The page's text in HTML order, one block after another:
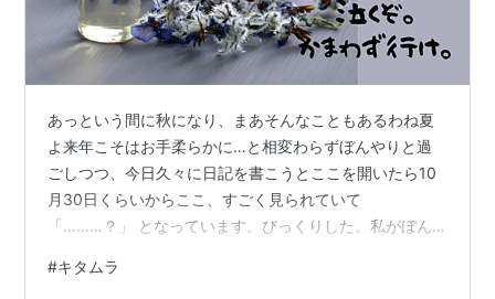
あっという間に秋になり、まあそんなこともあるわね夏
よ来年こそはお手柔らかに…と相変わらずぼんやりと過
ごしつつ、今日久々に日記を書こうとここを開いたら10
月30日くらいからここ、すごく見られていて
「………？」 となっています。びっくりした。私がぼん
ったんだ。目的はなんだ。ここには私の欲望以外何もな
#キタムラ